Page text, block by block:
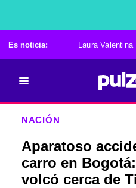
Es noticia: Laura Valentina
NACIÓN
Aparatoso
carro en
volcó cerca de